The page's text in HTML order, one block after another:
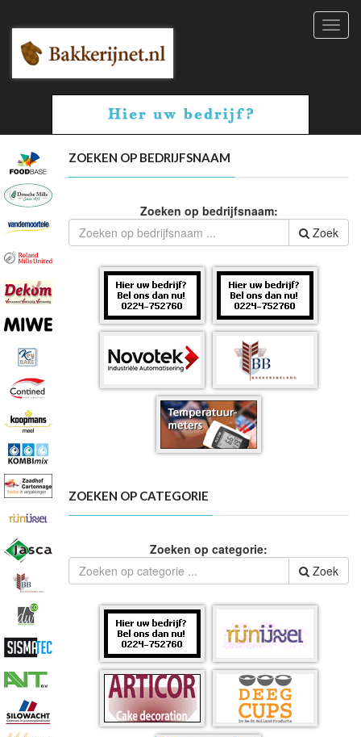
ZOEKEN OP BEDRIJFSNAAM
Zoeken op bedrijfsnaam:
Zoek
ZOEKEN OP CATEGORIE
Zoeken op categorie:
Zoek